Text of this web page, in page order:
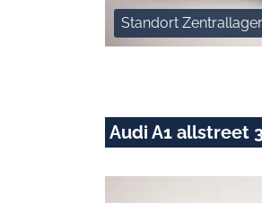
Standort Zentrallager
Audi A1 allstreet